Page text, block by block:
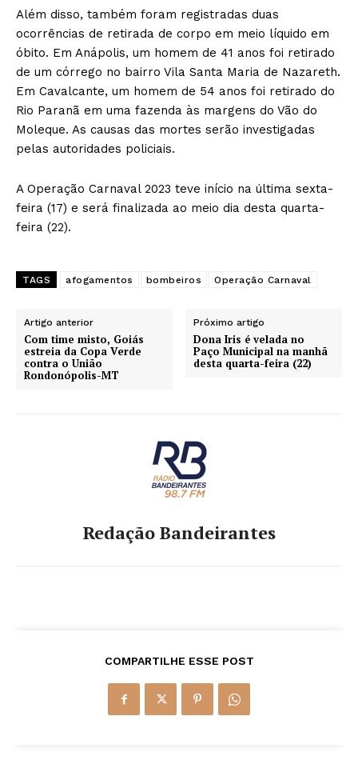
Além disso, também foram registradas duas
ocorrências de retirada de corpo em meio líquido em
óbito. Em Anápolis, um homem de 41 anos foi retirado
de um córrego no bairro Vila Santa Maria de Nazareth.
Em Cavalcante, um homem de 54 anos foi retirado do
Rio Paranã em uma fazenda às margens do Vão do
Moleque. As causas das mortes serão investigadas
pelas autoridades policiais.
A Operação Carnaval 2023 teve início na última sexta-
feira (17) e será finalizada ao meio dia desta quarta-
feira (22).
TAGS afogamentos bombeiros Operação Carnaval
Artigo anterior
Com time misto, Goiás
estreia da Copa Verde
contra o União
Rondonópolis-MT
Próximo artigo
Dona Iris é velada no
Paço Municipal na manhã
desta quarta-feira (22)
Redação Bandeirantes
COMPARTILHE ESSE POST